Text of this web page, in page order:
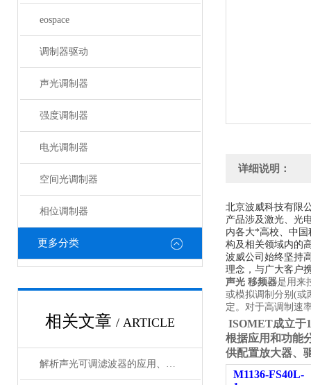
eospace
调制器驱动
声光调制器
强度调制器
电光调制器
空间光调制器
相位调制器
更多分类
相关文章 / ARTICLE
解析声光可调滤波器的应用、原理以及使用特点
详细说明：
北京波威科技有限
产品涉及激光、光
内各大*高校、中
构及相关领域内的
波威公司始终坚持
理念，与广大客户
声光 移频器是用来
或模拟调制分别(或
定。对于高调制速
ISOMET成立于
根据应用和功能
供配置放大器、
M1136-FS40L-